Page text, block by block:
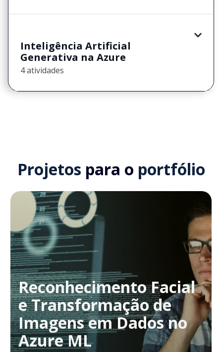
Inteligência Artificial
Generativa na Azure
4 atividades
Projetos para o portfólio
Reconhecimento Facial
e Transformação de
Imagens em Dados no
Azure ML